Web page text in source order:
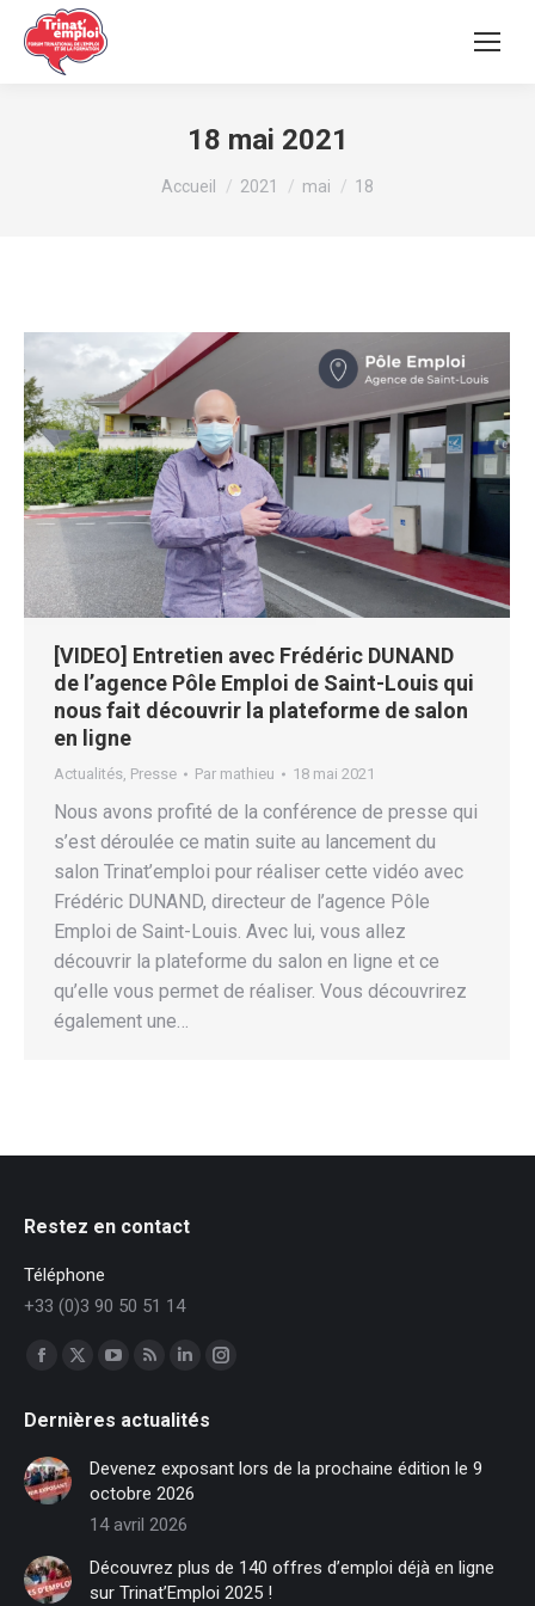
18 mai 2021
Vous êtes ici :
Accueil 2021 mai 18
[VIDEO] Entretien avec Frédéric DUNAND
de l’agence Pôle Emploi de Saint-Louis qui
nous fait découvrir la plateforme de salon
en ligne
Actualités Presse Par mathieu 18 mai 2021
Nous avons profité de la conférence de presse qui
s’est déroulée ce matin suite au lancement du
salon Trinat’emploi pour réaliser cette vidéo avec
Frédéric DUNAND, directeur de l’agence Pôle
Emploi de Saint-Louis. Avec lui, vous allez
découvrir la plateforme du salon en ligne et ce
qu’elle vous permet de réaliser. Vous découvrirez
également une…
Restez en contact
Téléphone
+33 (0)3 90 50 51 14
Trouvez nous sur :
Facebook
opens
in
new
window
X
opens
new
window
YouTube
opens
in
new
window
RSS
opens
in
new
window
LinkedIn
opens
in
new
window
Instagram
in
Dernières actualités
Devenez exposant lors de la prochaine édition le 9
octobre 2026
14 avril 2026
Découvrez plus de 140 offres d’emploi déjà en ligne
sur Trinat’Emploi 2025 !